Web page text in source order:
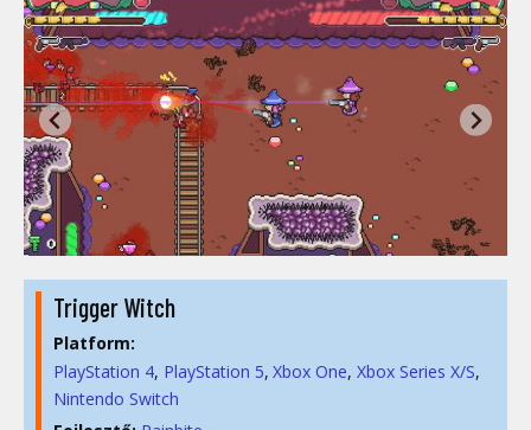
Trigger Witch
Platform:
PlayStation 4 PlayStation 5 Xbox One Xbox Series X/S
Nintendo Switch